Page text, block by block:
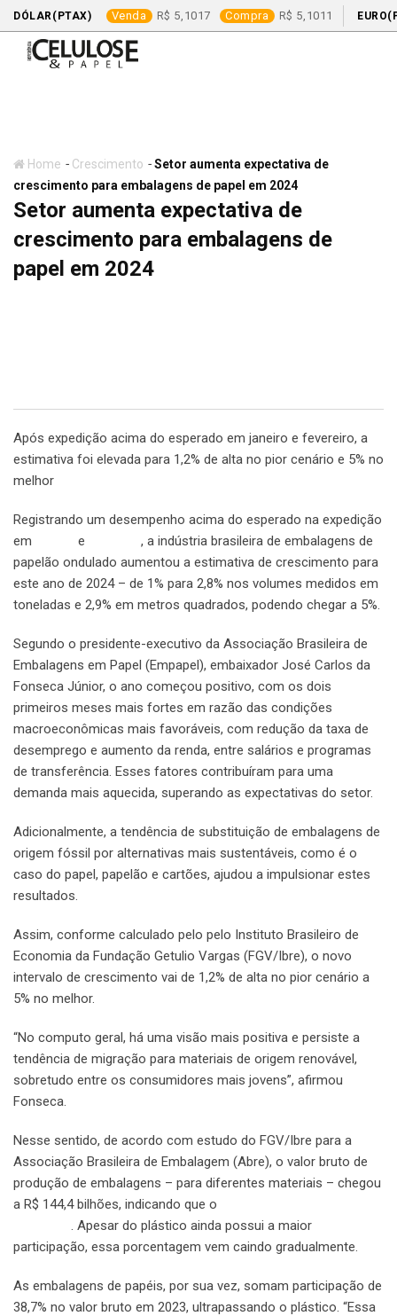
DÓLAR(PTAX) Venda 5,1017 Compra 5,1011
Home - Crescimento -Setor aumenta expectativa de
crescimento para embalagens de papel em 2024
Setor aumenta expectativa de
crescimento para embalagens de
papel em 2024
Após expedição acima do esperado em janeiro e fevereiro, a
estimativa foi elevada para 1,2% de alta no pior cenário e 5% no
melhor
Registrando um desempenho acima do esperado na expedição
em
e
, a indústria brasileira de embalagens de
papelão ondulado aumentou a estimativa de crescimento para
este ano de 2024 – de 1% para 2,8% nos volumes medidos em
toneladas e 2,9% em metros quadrados, podendo chegar a 5%.
Segundo o presidente-executivo da Associação Brasileira de
Embalagens em Papel (Empapel), embaixador José Carlos da
Fonseca Júnior, o ano começou positivo, com os dois
primeiros meses mais fortes em razão das condições
macroeconômicas mais favoráveis, com redução da taxa de
desemprego e aumento da renda, entre salários e programas
de transferência. Esses fatores contribuíram para uma
demanda mais aquecida, superando as expectativas do setor.
Adicionalmente, a tendência de substituição de embalagens de
origem fóssil por alternativas mais sustentáveis, como é o
caso do papel, papelão e cartões, ajudou a impulsionar estes
resultados.
Assim, conforme calculado pelo pelo Instituto Brasileiro de
Economia da Fundação Getulio Vargas (FGV/Ibre), o novo
intervalo de crescimento vai de 1,2% de alta no pior cenário a
5% no melhor.
“No computo geral, há uma visão mais positiva e persiste a
tendência de migração para materiais de origem renovável,
sobretudo entre os consumidores mais jovens”, afirmou
Fonseca.
Nesse sentido, de acordo com estudo do FGV/Ibre para a
Associação Brasileira de Embalagem (Abre), o valor bruto de
produção de embalagens – para diferentes materiais – chegou
a R$ 144,4 bilhões, indicando que o
. Apesar do plástico ainda possui a maior
participação, essa porcentagem vem caindo gradualmente.
As embalagens de papéis, por sua vez, somam participação de
38,7% no valor bruto em 2023, ultrapassando o plástico. “Essa